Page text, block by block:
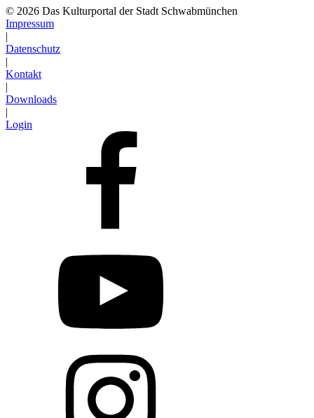
© 2026 Das Kulturportal der Stadt Schwabmünchen
Impressum
|
Datenschutz
|
Kontakt
|
Downloads
|
Login